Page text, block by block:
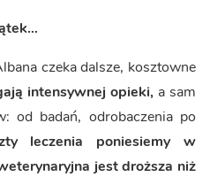
czeka dalsze, kosztowne
intensywnej opieki, a sam
od badań, odrobaczenia po
leczenia poniesiemy w
jest droższa niż